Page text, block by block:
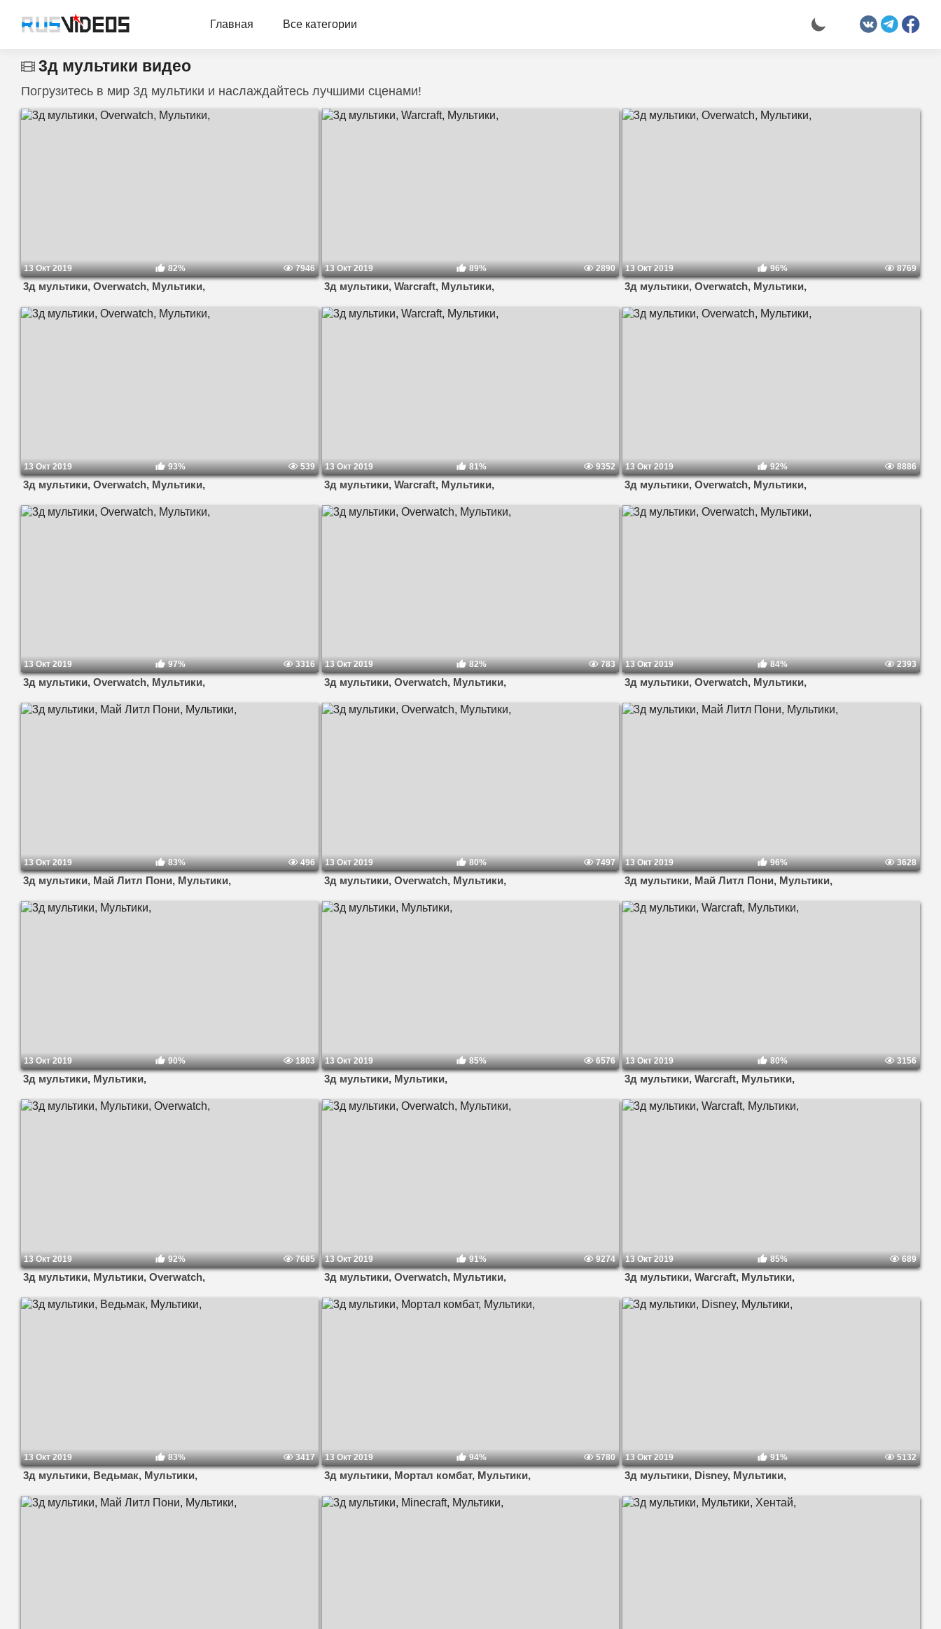
Главная Все категории
3д мультики видео
Погрузитесь в мир 3д мультики и наслаждайтесь лучшими сценами!
13 Окт 2019 82% 7946
3д мультики, Overwatch, Мультики,
13 Окт 2019 89% 2890
3д мультики, Warcraft, Мультики,
13 Окт 2019 96% 8769
3д мультики, Overwatch, Мультики,
13 Окт 2019 93% 539
3д мультики, Overwatch, Мультики,
13 Окт 2019 81% 9352
3д мультики, Warcraft, Мультики,
13 Окт 2019 92% 8886
3д мультики, Overwatch, Мультики,
13 Окт 2019 97% 3316
3д мультики, Overwatch, Мультики,
13 Окт 2019 82% 783
3д мультики, Overwatch, Мультики,
13 Окт 2019 84% 2393
3д мультики, Overwatch, Мультики,
13 Окт 2019 83% 496
3д мультики, Май Литл Пони, Мультики,
13 Окт 2019 80% 7497
3д мультики, Overwatch, Мультики,
13 Окт 2019 96% 3628
3д мультики, Май Литл Пони, Мультики,
13 Окт 2019 90% 1803
3д мультики, Мультики,
13 Окт 2019 85% 6576
3д мультики, Мультики,
13 Окт 2019 80% 3156
3д мультики, Warcraft, Мультики,
13 Окт 2019 92% 7685
3д мультики, Мультики, Overwatch,
13 Окт 2019 91% 9274
3д мультики, Overwatch, Мультики,
13 Окт 2019 85% 689
3д мультики, Warcraft, Мультики,
13 Окт 2019 83% 3417
3д мультики, Ведьмак, Мультики,
13 Окт 2019 94% 5780
3д мультики, Мортал комбат, Мультики,
13 Окт 2019 91% 5132
3д мультики, Disney, Мультики,